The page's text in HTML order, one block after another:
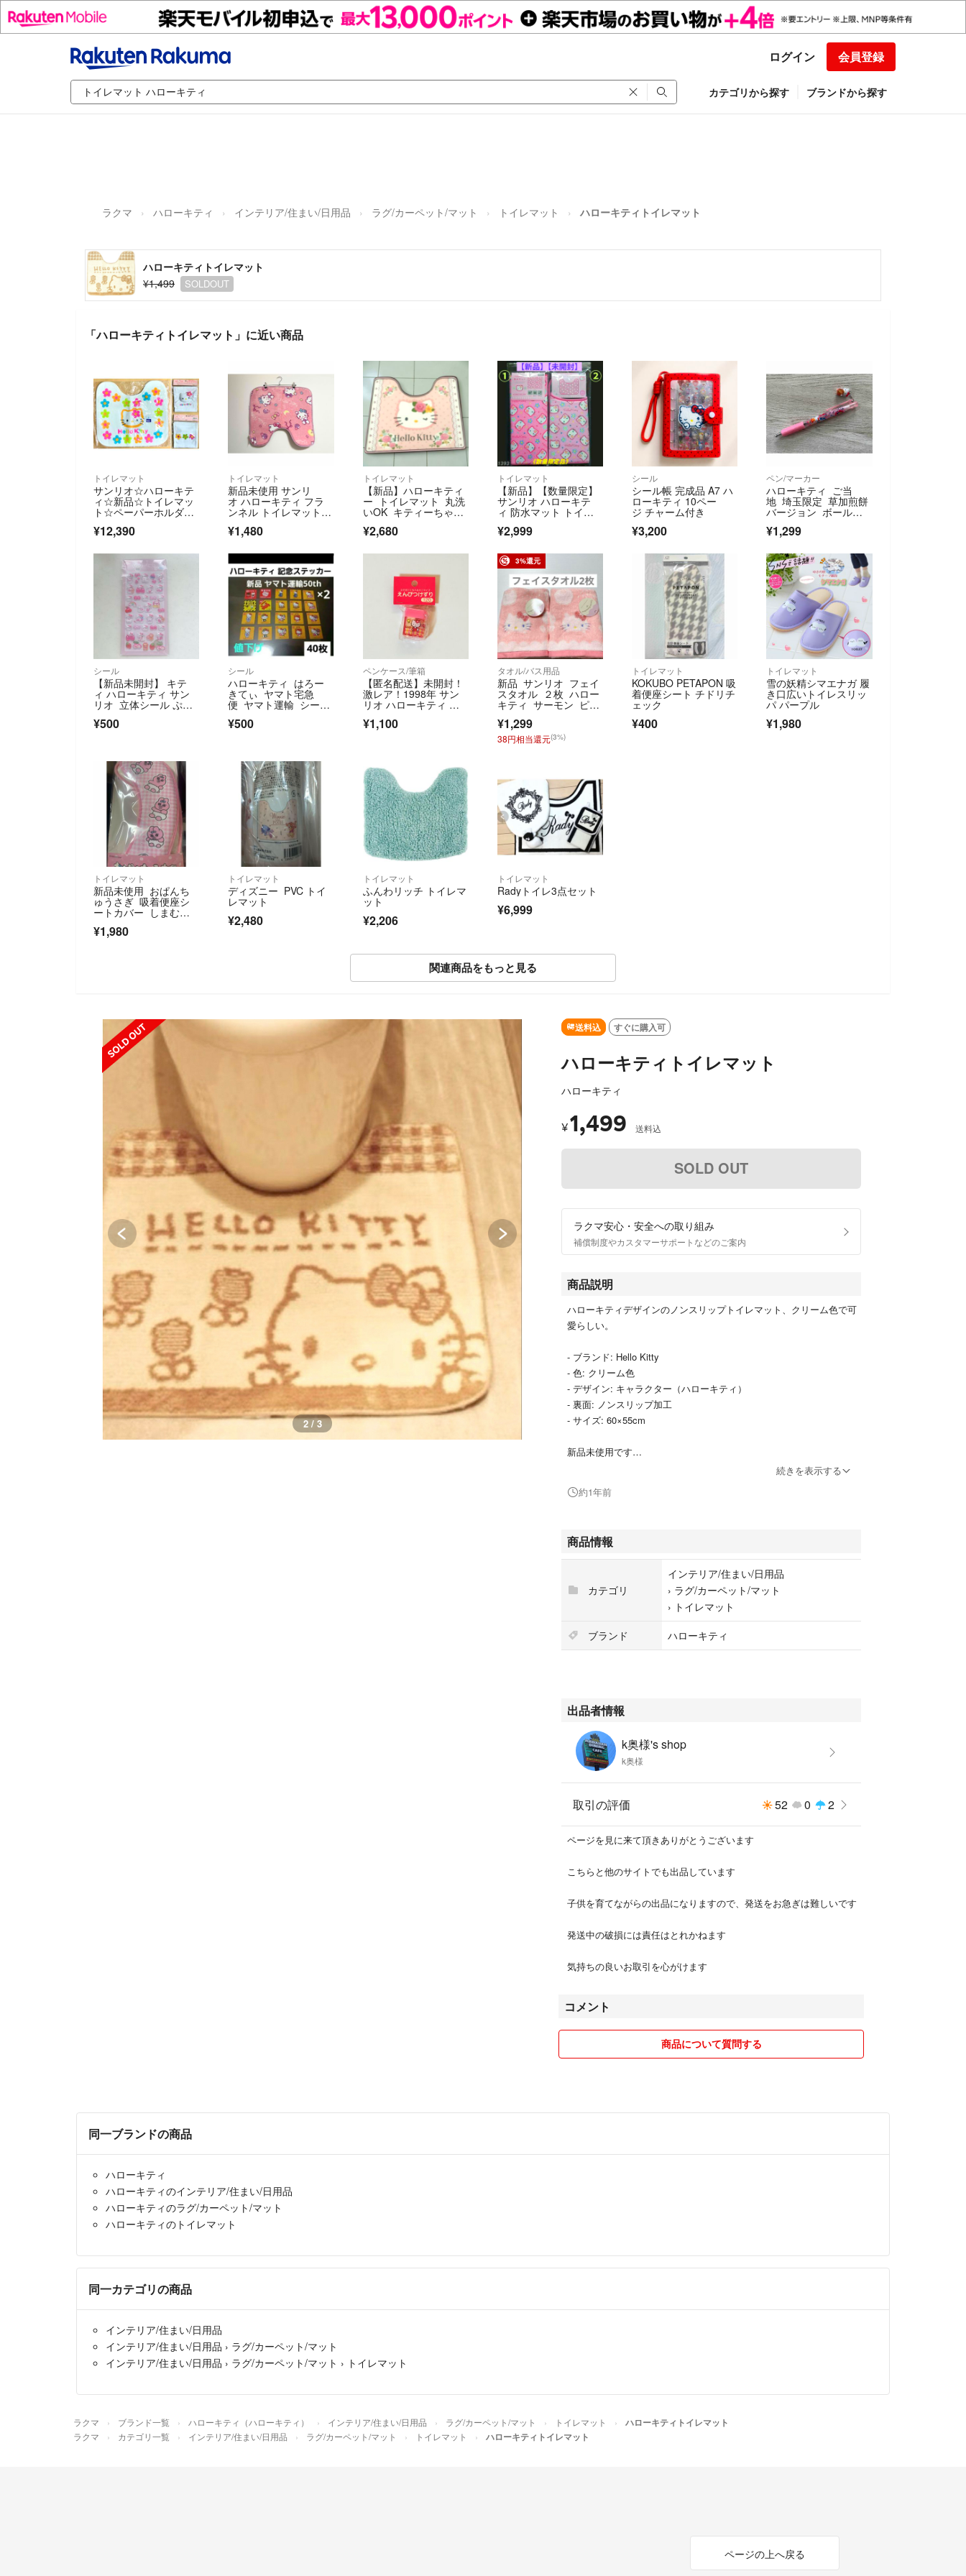
ログイン 会員登録
カテゴリから探す ブランドから探す
ラクマ ハローキティ インテリア/住まい/日用品 ラグ/カーペット/マット トイレマット ハローキティトイレマット
ハローキティトイレマット
¥1,499
SOLDOUT
「ハローキティトイレマット」に近い商品
トイレマット
サンリオ☆ハローキテ
ィ☆新品☆トイレマッ
ト☆ペーパーホルダー
☆抗菌防臭加工
¥12,390
トイレマット
新品未使用 サンリ
オ ハローキティ フラ
ンネル トイレマット 5
5×60
¥1,480
トイレマット
【新品】ハローキティ
ー トイレマット 丸洗
いOK キティーちゃん
トイレマット
¥2,680
トイレマット
【新品】【数量限定】
サンリオ ハローキテ
ィ 防水マット トイレ
マット ２点セット
¥2,999
シール
シール帳 完成品 A7 ハ
ローキティ 10ペー
ジ チャーム付き
¥3,200
ペン/マーカー
ハローキティ ご当
地 埼玉限定 草加煎餅
バージョン ボールペ
¥1,299
シール
【新品未開封】 キテ
ィ ハローキティ サン
リオ 立体シール ぷっ
¥500
シール
ハローキティ はろー
きてぃ ヤマト宅急
便 ヤマト運輸 シー
¥500
ペンケース/筆箱
【匿名配送】未開封！
激レア！1998年 サン
リオ ハローキティ カ
物 美品
¥1,100
3%還元
タオル/バス用品
新品 サンリオ フェイ
スタオル ２枚 ハロー
キティ サーモン ピン
¥1,299
38円相当還元(3%)
トイレマット
KOKUBO PETAPON 吸
着便座シート チドリチ
ェック
¥400
トイレマット
雪の妖精シマエナガ 履
き口広いトイレスリッ
パ パープル
¥1,980
トイレマット
新品未使用 おぱんち
ゅうさぎ 吸着便座シ
ートカバー しまむ
¥1,980
トイレマット
ディズニー PVC トイ
レマット
¥2,480
トイレマット
ふんわリッチ トイレマ
ット
¥2,206
トイレマット
Radyトイレ3点セット
¥6,999
関連商品をもっと見る
SOLD OUT
SOLD OUT
3 / 3
送料込 すぐに購入可
ハローキティトイレマット
ハローキティ
¥1,499 送料込
SOLD OUT
ラクマ安心・安全への取り組み
補償制度やカスタマーサポートなどのご案内
商品説明
ハローキティデザインのノンスリップトイレマット、クリーム色で可
愛らしい。
- ブランド: Hello Kitty
- 色: クリーム色
- デザイン: キャラクター（ハローキティ）
- 裏面: ノンスリップ加工
- サイズ: 60×55cm
新品未使用です
キティちゃん
マイメロディ
キキララ
続きを表示する
約1年前
商品情報
カテゴリ
インテリア/住まい/日用品
› ラグ/カーペット/マット
› トイレマット
ブランド
ハローキティ
出品者情報
k奥様's shop
k奥様
取引の評価 52 0 2
ページを見に来て頂きありがとうございます
こちらと他のサイトでも出品しています
子供を育てながらの出品になりますので、発送をお急ぎは難しいです
発送中の破損には責任はとれかねます
気持ちの良いお取引を心がけます
コメント
商品について質問する
同一ブランドの商品
ハローキティ
ハローキティのインテリア/住まい/日用品
ハローキティのラグ/カーペット/マット
ハローキティのトイレマット
同一カテゴリの商品
インテリア/住まい/日用品
インテリア/住まい/日用品 › ラグ/カーペット/マット
インテリア/住まい/日用品 › ラグ/カーペット/マット › トイレマット
ラクマ ブランド一覧 ハローキティ（ハローキティ） インテリア/住まい/日用品 ラグ/カーペット/マット トイレマット ハローキティトイレマット
ラクマ カテゴリ一覧 インテリア/住まい/日用品 ラグ/カーペット/マット トイレマット ハローキティトイレマット
ページの上へ戻る